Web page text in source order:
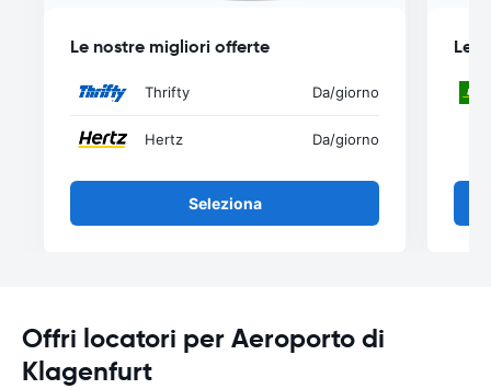
Le nostre migliori offerte
Thrifty Da/giorno
Hertz Da/giorno
Seleziona
Le
Offri locatori per Aeroporto di
Klagenfurt